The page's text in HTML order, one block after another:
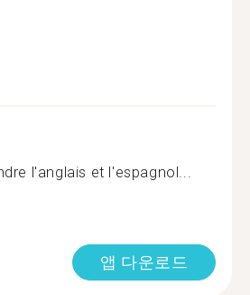
l'anglais et l'espagnol...
앱 다운로드